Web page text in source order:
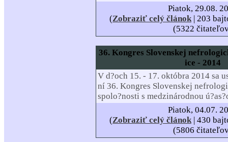
Piatok, 29.08.
(Zobraziť celý článok| 203
(5322
36. Kongres Slovenskej
ice - 2014
V d?och 15. - 17. októbra 2014 sa
ní 36. Kongres Slovenskej
spolo?nosti s medzinárodnou
Piatok, 04.07.
(Zobraziť celý článok| 430
(5806